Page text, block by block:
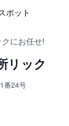
ポット
にお任せ!
リック
番24号